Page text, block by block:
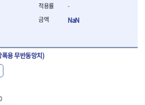
-
NaN
용 무반동망치)